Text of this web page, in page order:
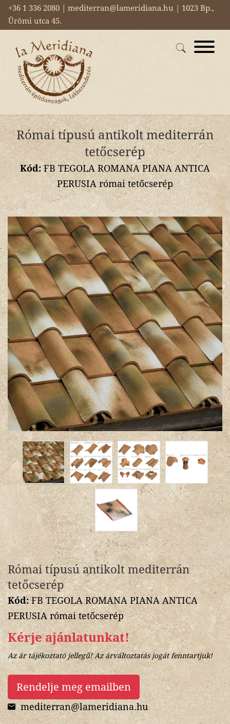
+36 1 336 2080 | mediterran@lameridiana.hu | 1023 Bp.,
Ürömi utca 45.
Római típusú antikolt mediterrán
tetőcserép
Kód:FB TEGOLA ROMANA PIANA ANTICA
PERUSIA római tetőcserép
Római típusú antikolt mediterrán
tetőcserép
Kód:FB TEGOLA ROMANA PIANA ANTICA
PERUSIA római tetőcserép
Kérje ajánlatunkat!
Az ár tájékoztató jellegű! Az árváltoztatás jogát fenntartjuk!
Rendelje meg emailben
mediterran@lameridiana.hu